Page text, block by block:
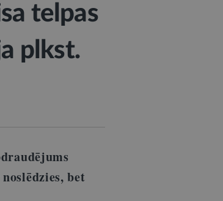
telpas
plkst.
bet